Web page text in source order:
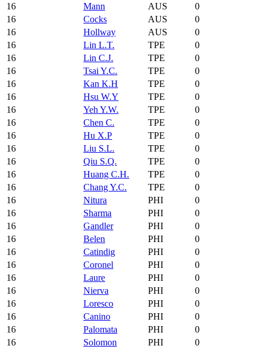
16
Mann AUS
0
16
Cocks AUS
0
16
Hollway AUS
0
16
Lin L.T. TPE
0
16
Lin C.J. TPE
0
16
Tsai Y.C. TPE
0
16
Kan K.H TPE
0
16
Hsu W.Y TPE
0
16
Yeh Y.W. TPE
0
16
Chen C. TPE
0
16
Hu X.P TPE
0
16
Liu S.L. TPE
0
16
Qiu S.Q. TPE
0
16
Huang C.H. TPE
0
16
Chang Y.C. TPE
0
16
Nitura PHI
0
16
Sharma PHI
0
16
Gandler PHI
0
16
Belen PHI
0
16
Catindig PHI
0
16
Coronel PHI
0
16
Laure PHI
0
16
Nierva PHI
0
16
Loresco PHI
0
16
Canino PHI
0
16
Palomata PHI
0
16
Solomon PHI
0